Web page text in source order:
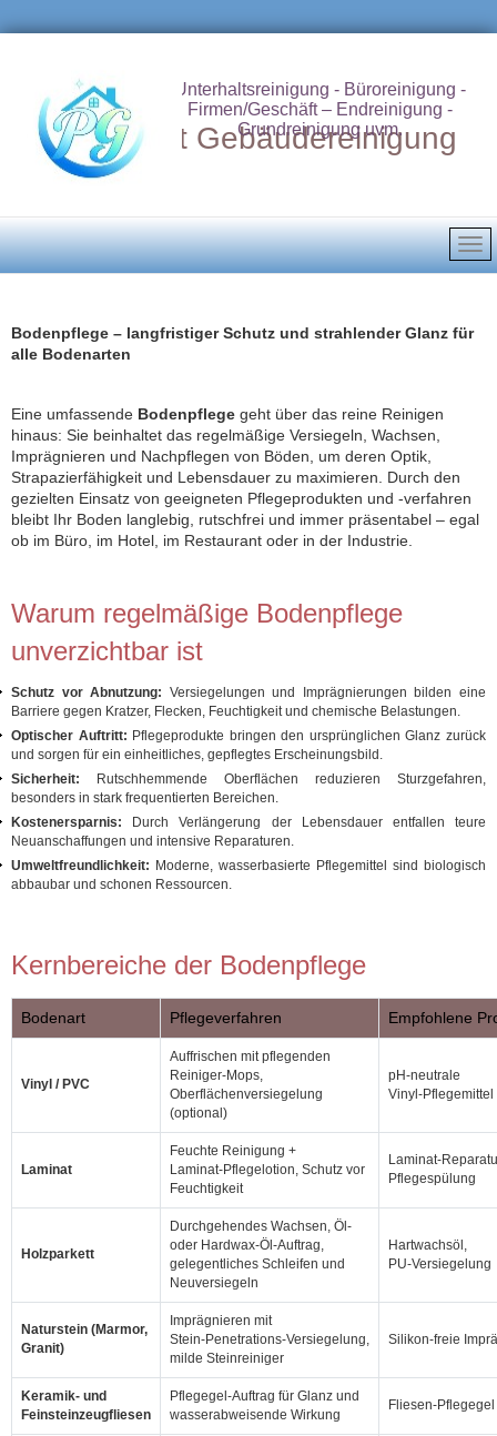
Putzdienst Gebäudereinigung
Unterhaltsreinigung - Büroreinigung -
Firmen/Geschäft – Endreinigung -
Grundreinigung uvm.
Bodenpflege – langfristiger Schutz und strahlender Glanz für
alle Bodenarten
Eine umfassende Bodenpflege geht über das reine Reinigen
hinaus: Sie beinhaltet das regelmäßige Versiegeln, Wachsen,
Imprägnieren und Nachpflegen von Böden, um deren Optik,
Strapazierfähigkeit und Lebensdauer zu maximieren. Durch den
gezielten Einsatz von geeigneten Pflegeprodukten und -verfahren
bleibt Ihr Boden langlebig, rutschfrei und immer präsentabel – egal
ob im Büro, im Hotel, im Restaurant oder in der Industrie.
Warum regelmäßige Bodenpflege
unverzichtbar ist
Schutz vor Abnutzung: Versiegelungen und Imprägnierungen bilden eine
Barriere gegen Kratzer, Flecken, Feuchtigkeit und chemische Belastungen.
Optischer Auftritt: Pflegeprodukte bringen den ursprünglichen Glanz zurück
und sorgen für ein einheitliches, gepflegtes Erscheinungsbild.
Sicherheit: Rutschhemmende Oberflächen reduzieren Sturzgefahren,
besonders in stark frequentierten Bereichen.
Kostenersparnis: Durch Verlängerung der Lebensdauer entfallen teure
Neuanschaffungen und intensive Reparaturen.
Umweltfreundlichkeit: Moderne, wasserbasierte Pflegemittel sind biologisch
abbaubar und schonen Ressourcen.
Kernbereiche der Bodenpflege
Bodenart Pflegeverfahren Empfohlene
Vinyl / PVC
Auffrischen mit pflegenden
Reiniger‑Mops,
Oberflächenversiegelung
(optional)
pH‑neutrale
Vinyl‑Pflegemittel
Laminat
Feuchte Reinigung +
Laminat‑Pflegelotion, Schutz vor
Feuchtigkeit
Pflegespülung
Holzparkett
Durchgehendes Wachsen, Öl‑
oder Hardwax‑Öl‑Auftrag,
gelegentliches Schleifen und
Neuversiegeln
Hartwachsöl,
PU‑Versiegelung
Naturstein (Marmor,
Granit)
Imprägnieren mit
Stein‑Penetrations‑Versiegelung,
milde Steinreiniger
Silikon‑freie
Keramik‑ und
Feinsteinzeugfliesen
Pflegegel‑Auftrag für Glanz und
wasserabweisende Wirkung
Fliesen‑Pflegegel